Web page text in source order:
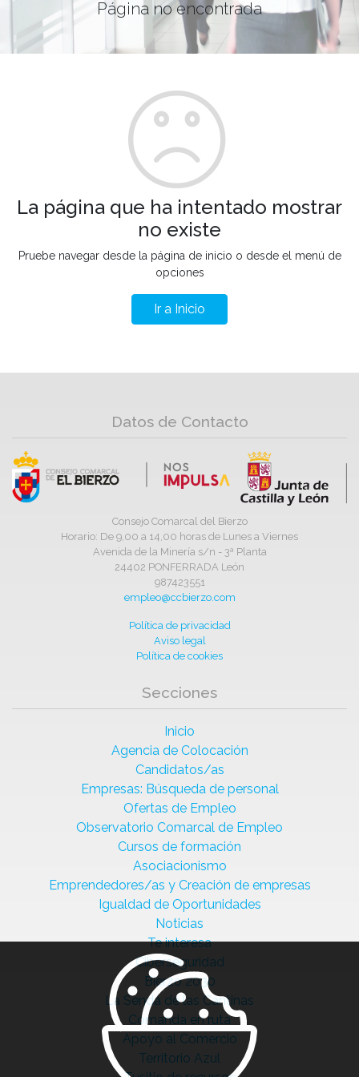
Página no encontrada
La página que ha intentado mostrar
no existe
Pruebe navegar desde la página de inicio o desde el menú de
opciones
Ir a Inicio
Datos de Contacto
Consejo Comarcal del Bierzo
Horario: De 9,00 a 14,00 horas de Lunes a Viernes
Avenida de la Minería s/n - 3ª Planta
24402 PONFERRADA León
987423551
empleo@ccbierzo.com
Política de privacidad
Aviso legal
Política de cookies
Secciones
Inicio
Agencia de Colocación
Candidatos/as
Empresas: Búsqueda de personal
Ofertas de Empleo
Observatorio Comarcal de Empleo
Cursos de formación
Asociacionismo
Emprendedores/as y Creación de empresas
Igualdad de Oportunidades
Noticias
Te interesa
Ciberseguridad
Bierzo 2030
La Senda de las Cantinas
Comanda en ruta
Apoyo al Comercio
Territorio Azul